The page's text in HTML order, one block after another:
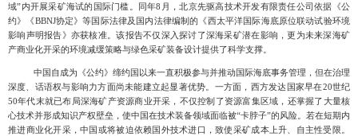
域”内开展采矿海试的国际门槛。同年8 月，北京先驱高技术开发有限责任公司依据《公
约》《BBNJ协定》等国际法律及国内法律编制的《西太平洋国际海底原位联动试验环境
影响声明报告》亦获核准。该报告不仅深入探讨了深海采矿潜在影响，更为未来深海矿
产商业化开采的环境减缓策略与绿色采矿装备设计提供了科学支撑。
中国自成为《公约》缔约国以来一直积极参与并推动国际海底事务管理，但在治理
深度、话语权与影响力方面尚未能建立起显著优势。一方面，西方发达国家早在20世纪
50年代末就已布局深海矿产资源商业开采，不仅控制了资源富集区域，还掌握了大量核
心技术并形成知识产权壁垒，使中国在技术装备领域面临被“卡脖子”的风险。若在短期内
推进商业化开采，中国或将被迫依赖国外技术进口，致使采矿成本上升、自主性受限。